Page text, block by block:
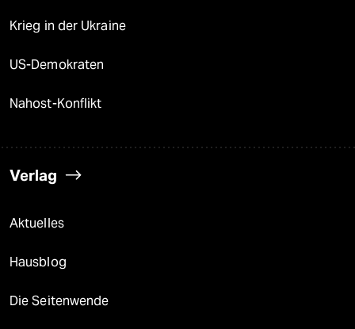
Krieg in der Ukraine
US-Demokraten
Nahost-Konflikt
Verlag
Aktuelles
Hausblog
Die Seitenwende